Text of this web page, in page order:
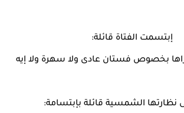
إبتسمت الفتاة قائلة:
بخصوص فستان عادى ولا سهرة ولا إيه
نظارتها الشمسية قائلة بإبتسامة: